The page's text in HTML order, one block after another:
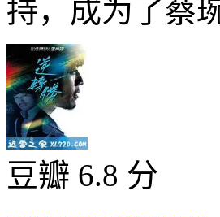
持，成为了蔡
豆瓣 6.8 分